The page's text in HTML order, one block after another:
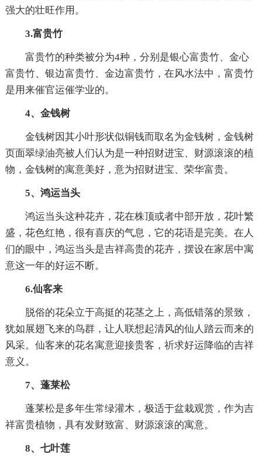
强大的壮旺作用。
3.富贵竹
富贵竹的种类被分为4种，分别是银心富贵竹、金心
富贵竹、银边富贵竹、金边富贵竹，在风水法中，富贵竹
是用来催官运催学业的。
4、金钱树
金钱树因其小叶形状似铜钱而取名为金钱树，金钱树
页面翠绿油亮被人们认为是一种招财进宝、财源滚滚的植
物，金钱树的寓意美好，意为招财进宝、荣华富贵。
5、鸿运当头
鸿运当头这种花卉，花在株顶或者中部开放，花叶繁
盛，花色红艳，很有喜庆的气息，它的花语是完美。在人
们的眼中，鸿运当头是吉祥高贵的花卉，摆设在家居中寓
意这一年的好运不断。
6.仙客来
脱俗的花朵立于高挺的花茎之上，高低错落的景致，
犹如展翅飞来的鸟群，让人联想起清风的仙人踏云而来的
风采。仙客来的花名寓意迎接贵客，祈求好运降临的吉祥
意义。
7、蓬莱松
蓬莱松是多年生常绿灌木，极适于盆栽观赏，作为吉
祥富贵植物，具有发财致富、财源滚滚的寓意。
8、七叶莲